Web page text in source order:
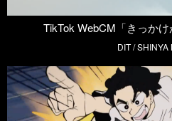
TikTok WebCM「きっか
DIT / SHINYA